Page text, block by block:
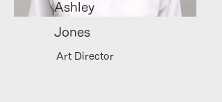
Ashley
Jones
Art Director